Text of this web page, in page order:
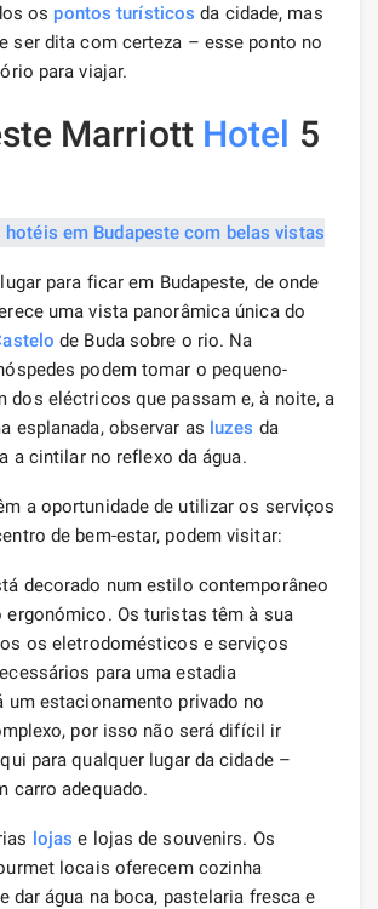
os pontos turísticos da cidade, mas
ser dita com certeza – esse ponto no
para viajar.
Marriott Hotel 5
para ficar em Budapeste, de onde
uma vista panorâmica única do
de Buda sobre o rio. Na
podem tomar o pequeno-
dos eléctricos que passam e, à noite, a
esplanada, observar as luzes da
a cintilar no reflexo da água.
a oportunidade de utilizar os serviços
de bem-estar, podem visitar:
decorado num estilo contemporâneo
Os turistas têm à sua
os eletrodomésticos e serviços
para uma estadia
um estacionamento privado no
por isso não será difícil ir
para qualquer lugar da cidade –
carro adequado.
lojas e lojas de souvenirs. Os
locais oferecem cozinha
dar água na boca, pastelaria fresca e